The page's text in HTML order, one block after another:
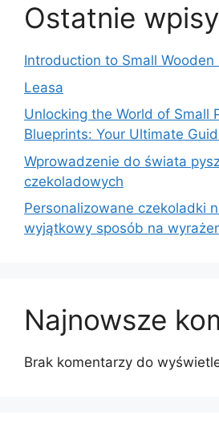
Ostatnie wpisy
Introduction to Small Wooden
Leasa
Unlocking the World of Small
Blueprints: Your Ultimate
Wprowadzenie do świata
czekoladowych
Personalizowane czekoladki
wyjątkowy sposób na
Najnowsze
Brak komentarzy do